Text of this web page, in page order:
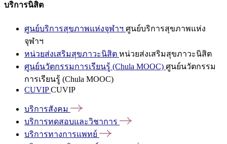
บริการนิสิต
ศูนย์บริการสุขภาพแห่งจุฬาฯ ศูนย์บริการสุขภาพแห่ง
จุฬาฯ
หน่วยส่งเสริมสุขภาวะนิสิต หน่วยส่งเสริมสุขภาวะนิสิต
ศูนย์นวัตกรรมการเรียนรู้ (Chula MOOC) ศูนย์นวัตกรรม
การเรียนรู้ (Chula MOOC)
CUVIPCUVIP
บริการสังคม
บริการทดสอบและวิชาการ
บริการทางการแพทย์